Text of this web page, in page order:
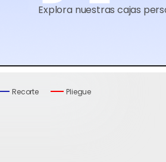
Explora nuestras cajas
Recorte Pliegue